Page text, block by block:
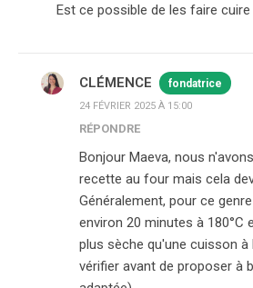
Est ce possible de les faire
CLÉMENCE fondatrice
24 FÉVRIER 2025 À 15:00
RÉPONDRE
Bonjour Maeva, nous
recette au four mais cela
Généralement, pour ce
environ 20 minutes à 180°C
plus sèche qu'une cuisson à
vérifier avant de proposer à